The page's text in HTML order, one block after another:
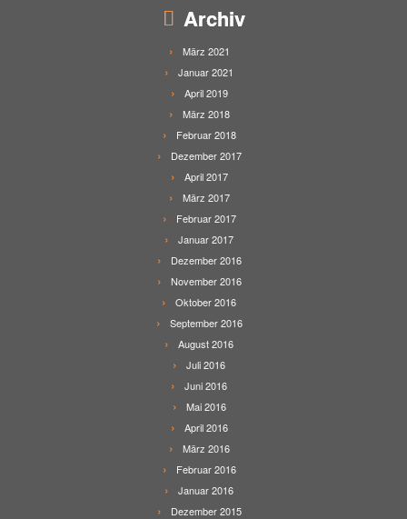
Archiv
März 2021
Januar 2021
April 2019
März 2018
Februar 2018
Dezember 2017
April 2017
März 2017
Februar 2017
Januar 2017
Dezember 2016
November 2016
Oktober 2016
September 2016
August 2016
Juli 2016
Juni 2016
Mai 2016
April 2016
März 2016
Februar 2016
Januar 2016
Dezember 2015